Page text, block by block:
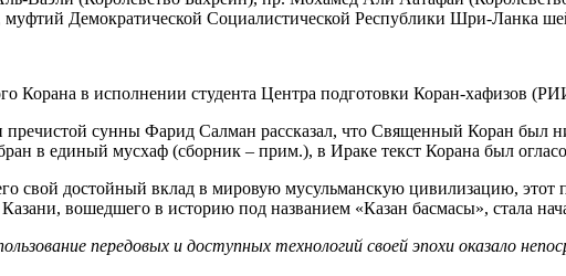
Демократической Социалистической Республики Шри-Ланка
Корана в исполнении студента Центра подготовки Коран-хафизов
сунны Фарид Салман рассказал, что Священный Коран был
в единый мусхаф (сборник – прим.), в Ираке текст Корана был
свой достойный вклад в мировую мусульманскую цивилизацию, этот
вошедшего в историю под названием «Казан басмасы», стала
передовых и доступных технологий своей эпохи оказало